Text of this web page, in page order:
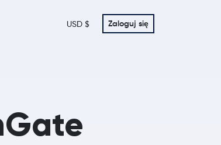
USD $ Zaloguj się